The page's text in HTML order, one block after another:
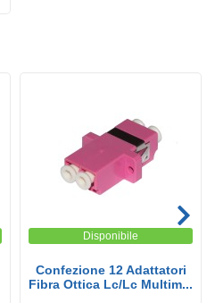
Disponibile
Confezione 12 Adattatori
Fibra Ottica Lc/Lc Multim...